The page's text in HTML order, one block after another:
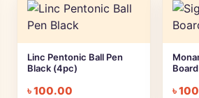
Linc Pentonic Ball Pen
Black (4pc)
৳100.00 ৳